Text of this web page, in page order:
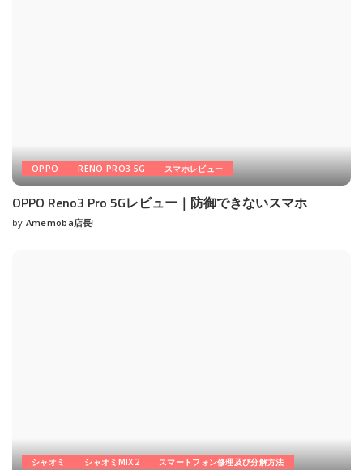
OPPO RENO PRO3 5G スマホレビュー
OPPO Reno3 Pro 5Gレビュー｜防御できないスマホ
Posted
by Amemoba店長
シャオミ シャオミMIX2 スマートフォン修理及び分解方法